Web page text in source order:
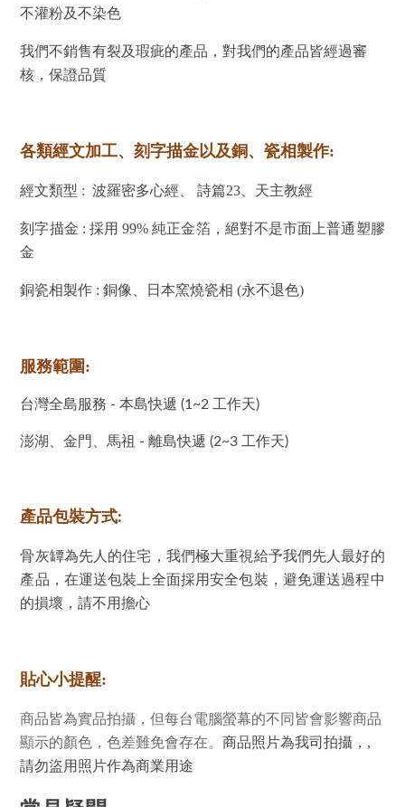
不灌粉及不染色
我們不銷售有裂及瑕疵的產品，對我們的產品皆經過審
核，保證品質
各類經文加工、刻字描金以及銅、瓷相製作:
經文類型 : 波羅密多心經、 詩篇23、天主教經
刻字描金 : 採用 99% 純正金箔，絕對不是市面上普通塑膠
金
銅瓷相製作 : 銅像、日本窯燒瓷相 (永不退色)
服務範圍:
台灣全島服務 - 本島快遞 (1~2 工作天)
澎湖、金門、馬祖 - 離島快遞 (2~3 工作天)
產品包裝方式:
骨灰罈為先人的住宅，我們極大重視給予我們先人最好的
產品，在運送包裝上全面採用安全包裝，避免運送過程中
的損壞，請不用擔心
貼心小提醒:
商品皆為實品拍攝，但每台電腦螢幕的不同皆會影響商品
顯示的顏色，色差難免會存在。 商品照片為我司拍攝，,
請勿盜用照片作為商業用途